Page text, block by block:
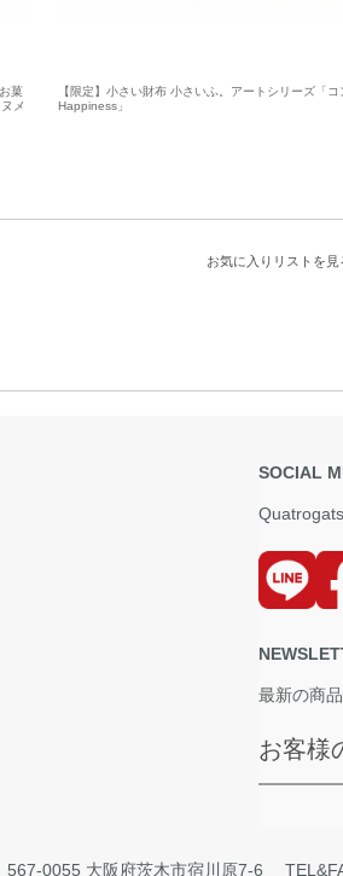
菓
メ
【限定】小さい財布 小さいふ。アートシリーズ「
Happiness」
お気に入りリストを見
SOCIAL
最新の商
お客様
0055 大阪府茨木市宿川原7-6